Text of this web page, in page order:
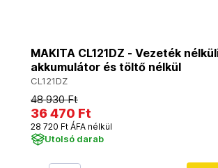
MAKITA CL121DZ - Vezeték
akkumulátor és töltő nélkül
CL121DZ
48 930 Ft
36 470 Ft
28 720 Ft ÁFA nélkül
Utolsó darab